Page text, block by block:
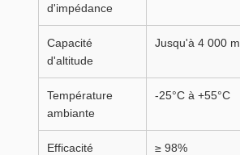
d'impédance
Capacité
d'altitude
Jusqu'à 4 000 m
Température
ambiante
-25°C à +55°C
Efficacité ≥ 98%